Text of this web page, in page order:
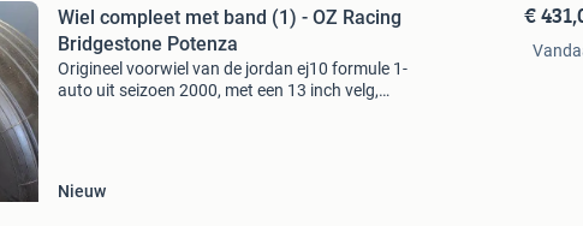
Wiel compleet met band (1) - OZ Racing
Bridgestone Potenza
Origineel voorwiel van de jordan ej10 formule 1-
auto uit seizoen 2000, met een 13 inch velg,
Nieuw
€